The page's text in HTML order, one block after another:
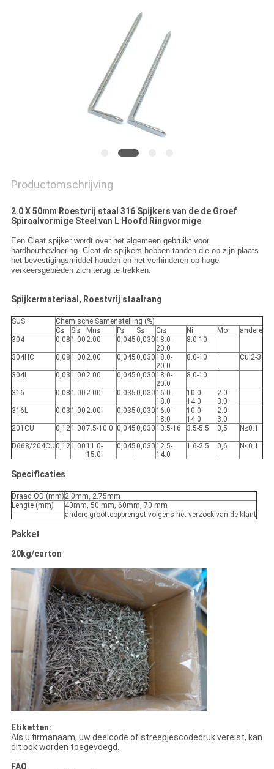
Productomschrijving
2.0 X 50mm Roestvrij staal 316 Spijkers van de de Groef
Spiraalvormige Steel van L Hoofd Ringvormige
Een Cleat spijker wordt over het algemeen gebruikt voor
hardhoutbevloering. Cleat de spijkers hebben tanden die op zijn plaats
het bevestigingsmiddel houden en het verhinderen op hoge
verkeersgebieden zich terug te trekken.
Spijkermateriaal, Roestvrij staalrang
SUS
Chemische Samenstelling (%)
C≤
Si≤ Mn≤ P≤ S≤ Cr≤ Ni Mo
andere
304
0,08 1.00 2.00 0,045 0,030 18.0-
20.0
8.0-10
304HC 0,08 1.00 2.00 0,045 0,030 18.0-
20.0
8.0-10 Cu 2-3
304L 0,03 1.00 2.00 0,045 0,030 18.0-
20.0
8.0-10
316 0,08 1.00 2.00 0,035 0,030 16.0-
18.0
10.0-
14.0
2.0-
3.0
316L
0,03 1.00 2.00 0,035 0,030 16.0-
18.0
10.0-
14.0
2.0-
3.0
201CU
0,121.007.5-10.0 0,045 0,030 13.5-16 3.5-5.5 0,5 N≤0.1
D668/204CU 0,121.00 11.0-
15.0
0,045 0,030 12.5-
14.0
1.6-2.5 0,6 N≤0.1
Specificaties
Draad OD (mm) 2.0mm, 2.75mm
Lengte (mm)
40mm, 50 mm, 60mm, 70 mm
andere grootteopbrengst volgens het verzoek van de klant
Pakket
20kg/carton
Etiketten:
Als u firmanaam, uw deelcode of streepjescodedruk vereist, kan
dit ook worden toegevoegd.
FAQ